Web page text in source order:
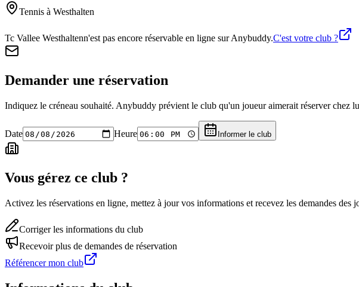
Tennis à Westhalten
Tc Vallee Westhaltenn'est pas encore réservable en ligne sur Anybuddy.C'est votre club ?
Demander une réservation
Indiquez le créneau souhaité. Anybuddy prévient le club qu'un joueur aimerait réserver chez
Date Heure Informer le club
Vous gérez ce club ?
Activez les réservations en ligne, mettez à jour vos informations et recevez les demandes des
Corriger les informations du club
Recevoir plus de demandes de réservation
Référencer mon club